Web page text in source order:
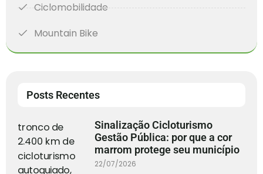
Ciclomobilidade
Mountain Bike
Posts Recentes
Sinalização Cicloturismo
Gestão Pública: por que a cor
marrom protege seu município
22/07/2026